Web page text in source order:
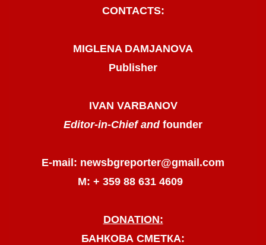
CONTACTS:
MIGLENA DAMJANOVA
Publisher
IVAN VARBANOV
Editor-in-Chief and founder
E-mail: newsbgreporter@gmail.com
М: + 359 88 631 4609
DONATION:
БАНКОВА СМЕТКА: